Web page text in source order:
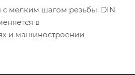
с мелким шагом резьбы. DIN
в
и машиностроении